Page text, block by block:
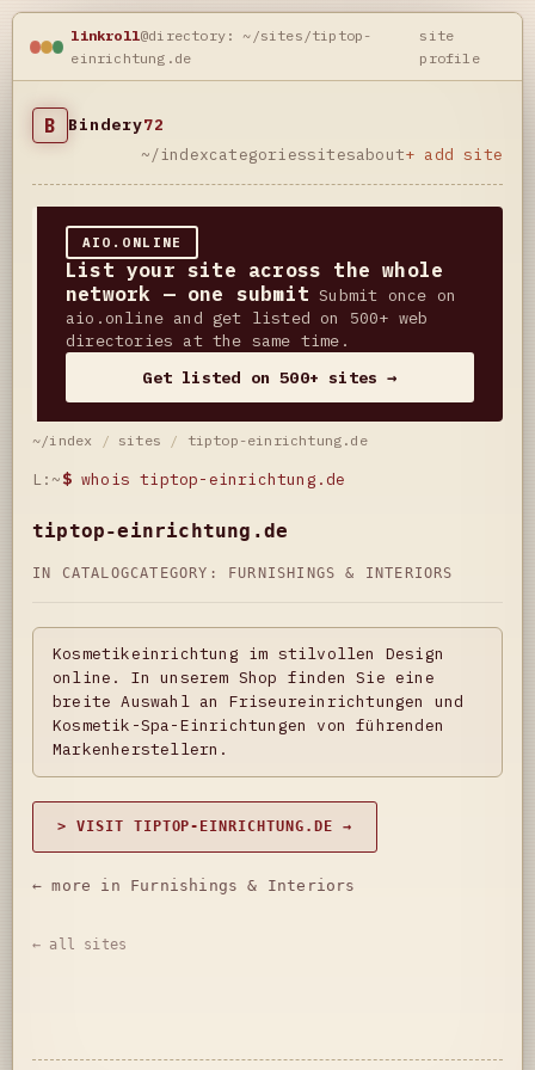
linkroll@directory: ~/sites/tiptop-
einrichtung.de
site
profile
B Bindery72
~/indexcategoriessitesabout+ add site
AIO.ONLINE
List your site across the whole
network — one submit Submit once on
aio.online and get listed on 500+ web
directories at the same time.
Get listed on 500+ sites →
~/index / sites / tiptop-einrichtung.de
L:~$ whois tiptop-einrichtung.de
tiptop-einrichtung.de
IN CATALOGCATEGORY: FURNISHINGS & INTERIORS
Kosmetikeinrichtung im stilvollen Design
online. In unserem Shop finden Sie eine
breite Auswahl an Friseureinrichtungen und
Kosmetik-Spa-Einrichtungen von führenden
Markenherstellern.
> VISIT TIPTOP-EINRICHTUNG.DE →
← more in Furnishings & Interiors
← all sites